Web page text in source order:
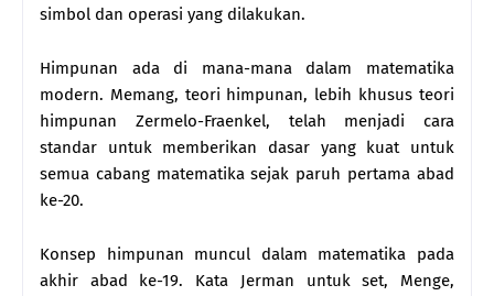
simbol dan operasi yang dilakukan.
Himpunan ada di mana-mana dalam matematika
modern. Memang, teori himpunan, lebih khusus teori
himpunan Zermelo-Fraenkel, telah menjadi cara
standar untuk memberikan dasar yang kuat untuk
semua cabang matematika sejak paruh pertama abad
ke-20.
Konsep himpunan muncul dalam matematika pada
akhir abad ke-19. Kata Jerman untuk set, Menge,